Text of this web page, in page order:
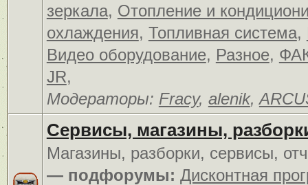
зеркала, Отопление и
охлаждения, Топливная система,
Видео оборудование, Разное,
JR,
Модераторы: Fracy, alenik,
Сервисы, магазины,
Магазины, разборки, сервисы,
— подфорумы: Дисконтная